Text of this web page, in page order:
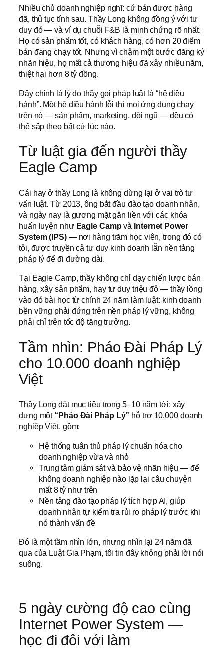
Nhiều chủ doanh nghiệp nghĩ: cứ bán được hàng
đã, thủ tục tính sau. Thầy Long không đồng ý với tư
duy đó — và ví dụ chuỗi F&B là minh chứng rõ nhất.
Họ có sản phẩm tốt, có khách hàng, có hơn 20 điểm
bán đang chạy tốt. Nhưng vì chậm một bước đăng ký
nhãn hiệu, họ mất cả thương hiệu đã xây nhiều năm,
thiệt hại hơn 8 tỷ đồng.
Đây chính là lý do thầy gọi pháp luật là “hệ điều
hành”. Một hệ điều hành lỗi thì mọi ứng dụng chạy
trên nó — sản phẩm, marketing, đội ngũ — đều có
thể sập theo bất cứ lúc nào.
Từ luật gia đến người thầy
Eagle Camp
Cái hay ở thầy Long là không dừng lại ở vai trò tư
vấn luật. Từ 2013, ông bắt đầu đào tạo doanh nhân,
và ngày nay là gương mặt gắn liền với các khóa
huấn luyện như Eagle Camp và Internet Power
System (IPS)— nơi hàng trăm học viên, trong đó có
tôi, được truyền cả tư duy kinh doanh lẫn nền tảng
pháp lý để đi đường dài.
Tại Eagle Camp, thầy không chỉ dạy chiến lược bán
hàng, xây sản phẩm, hay tư duy triệu đô — thầy lồng
vào đó bài học từ chính 24 năm làm luật: kinh doanh
bền vững phải đứng trên nền pháp lý vững, không
phải chỉ trên tốc độ tăng trưởng.
Tầm nhìn: Pháo Đài Pháp Lý
cho 10.000 doanh nghiệp
Việt
Thầy Long đặt mục tiêu trong 5–10 năm tới: xây
dựng một “Pháo Đài Pháp Lý” hỗ trợ 10.000 doanh
nghiệp Việt, gồm:
Hệ thống tuân thủ pháp lý chuẩn hóa cho
doanh nghiệp vừa và nhỏ
Trung tâm giám sát và bảo vệ nhãn hiệu — để
không doanh nghiệp nào lặp lại câu chuyện
mất 8 tỷ như trên
Nền tảng đào tạo pháp lý tích hợp AI, giúp
doanh nhân tự kiểm tra rủi ro pháp lý trước khi
nó thành vấn đề
Đó là một tầm nhìn lớn, nhưng nhìn lại 24 năm đã
qua của Luật Gia Phạm, tôi tin đây không phải lời nói
suông.
5 ngày cường độ cao cùng
Internet Power System —
học đi đôi với làm